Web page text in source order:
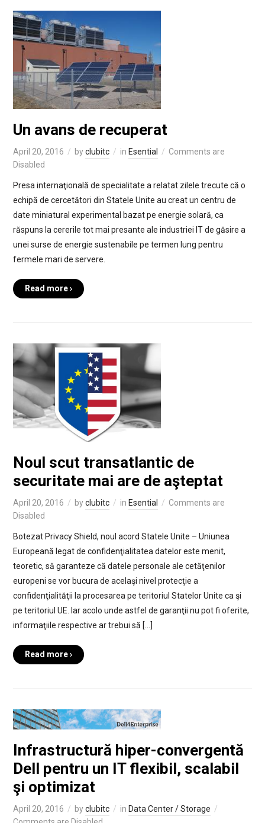
Un avans de recuperat
April 20, 2016 byclubitc in Esential
Comments are
Disabled
Presa internaţională de specialitate a relatat zilele trecute că o
echipă de cercetători din Statele Unite au creat un centru de
date miniatural experimental bazat pe energie solară, ca
răspuns la cererile tot mai presante ale industriei IT de găsire a
unei surse de energie sustenabile pe termen lung pentru
fermele mari de servere.
Read more ›
Noul scut transatlantic de
securitate mai are de aşteptat
April 20, 2016 byclubitc in Esential
Comments are
Disabled
Botezat Privacy Shield, noul acord Statele Unite – Uniunea
Europeană legat de confidenţialitatea datelor este menit,
teoretic, să garanteze că datele personale ale cetăţenilor
europeni se vor bucura de acelaşi nivel protecţie a
confidenţialităţii la procesarea pe teritoriul Statelor Unite ca şi
pe teritoriul UE. Iar acolo unde astfel de garanţii nu pot fi oferite,
informaţiile respective ar trebui să […]
Read more ›
Infrastructură hiper-convergentă
Dell pentru un IT flexibil, scalabil
şi optimizat
April 20, 2016 byclubitc in Data Center / Storage